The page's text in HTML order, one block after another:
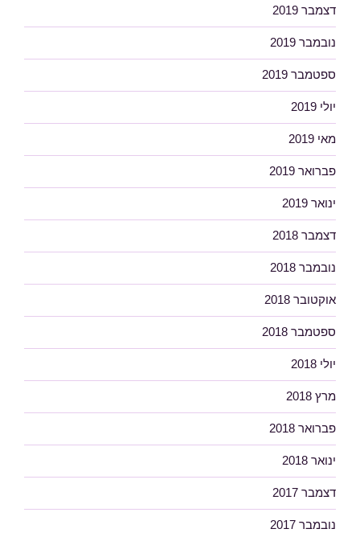
דצמבר 2019
נובמבר 2019
ספטמבר 2019
יולי 2019
מאי 2019
פברואר 2019
ינואר 2019
דצמבר 2018
נובמבר 2018
אוקטובר 2018
ספטמבר 2018
יולי 2018
מרץ 2018
פברואר 2018
ינואר 2018
דצמבר 2017
נובמבר 2017